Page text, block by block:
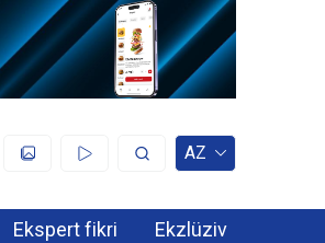
AZ
Ekspert fikri
Ekzlüziv